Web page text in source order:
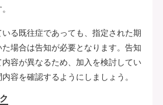
る既往症であっても、指定された期
場合は告知が必要となります。告知
容が異なるため、加入を検討してい
容を確認するようにしましょう。